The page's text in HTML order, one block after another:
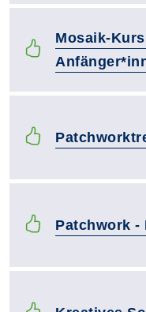
Mosaik-
Patchwork -